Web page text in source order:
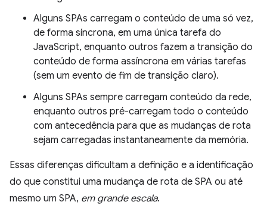
Alguns SPAs carregam o conteúdo de uma só vez,
de forma síncrona, em uma única tarefa do
JavaScript, enquanto outros fazem a transição do
conteúdo de forma assíncrona em várias tarefas
(sem um evento de fim de transição claro).
Alguns SPAs sempre carregam conteúdo da rede,
enquanto outros pré-carregam todo o conteúdo
com antecedência para que as mudanças de rota
sejam carregadas instantaneamente da memória.
Essas diferenças dificultam a definição e a identificação
do que constitui uma mudança de rota de SPA ou até
mesmo um SPA, em grande escala.